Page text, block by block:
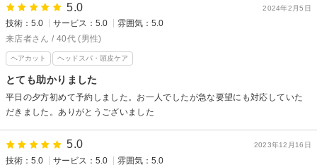
2024年2月5日
5.0
技術：5.0 サービス：5.0
雰囲気：5.0
来店者さん / 40代 (男性)
ヘアカット ヘッドスパ・頭皮ケア
とても助かりました
平日の夕方初めて予約しました。お一人でしたが急な要望にも対応していた
だきました。ありがとうございました
2023年12月16日
5.0
技術：5.0 サービス：5.0
雰囲気：5.0